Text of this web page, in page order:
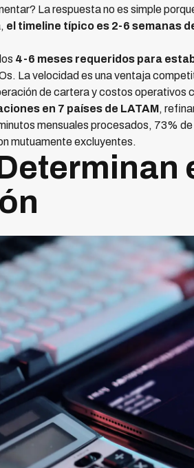
La respuesta no es simple
el timeline típico es 2-6 semanas
4-6 meses requeridos para
La velocidad es una ventaja
de cartera y costos operativos
en 7 países de LATAM,
mensuales procesados, 73%
mutuamente excluyentes.